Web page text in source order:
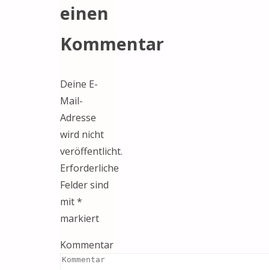
einen
Kommentar
Deine E-
Mail-
Adresse
wird nicht
veröffentlicht.
Erforderliche
Felder sind
mit*
markiert
Kommentar